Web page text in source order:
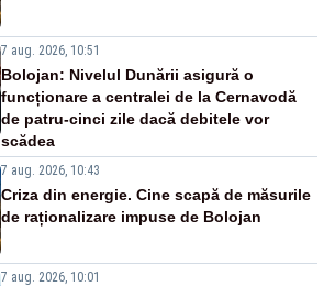
7 aug. 2026, 10:51
Bolojan: Nivelul Dunării asigură o
funcționare a centralei de la Cernavodă
de patru-cinci zile dacă debitele vor
scădea
7 aug. 2026, 10:43
Criza din energie. Cine scapă de măsurile
de raționalizare impuse de Bolojan
7 aug. 2026, 10:01